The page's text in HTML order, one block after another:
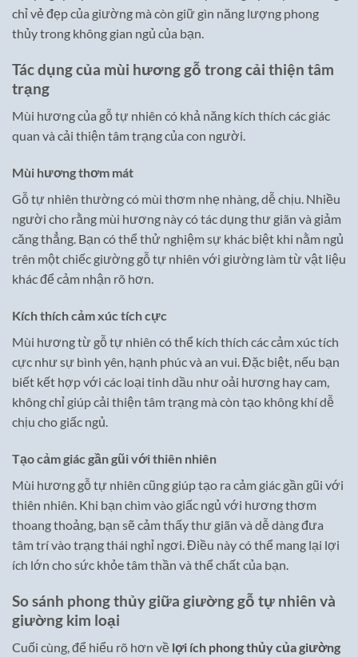
chỉ vẻ đẹp của giường mà còn giữ gìn năng lượng phong
thủy trong không gian ngủ của bạn.
Tác dụng của mùi hương gỗ trong cải thiện tâm
trạng
Mùi hương của gỗ tự nhiên có khả năng kích thích các giác
quan và cải thiện tâm trạng của con người.
Mùi hương thơm mát
Gỗ tự nhiên thường có mùi thơm nhẹ nhàng, dễ chịu. Nhiều
người cho rằng mùi hương này có tác dụng thư giãn và giảm
căng thẳng. Bạn có thể thử nghiệm sự khác biệt khi nằm ngủ
trên một chiếc giường gỗ tự nhiên với giường làm từ vật liệu
khác để cảm nhận rõ hơn.
Kích thích cảm xúc tích cực
Mùi hương từ gỗ tự nhiên có thể kích thích các cảm xúc tích
cực như sự bình yên, hạnh phúc và an vui. Đặc biệt, nếu bạn
biết kết hợp với các loại tinh dầu như oải hương hay cam,
không chỉ giúp cải thiện tâm trạng mà còn tạo không khí dễ
chịu cho giấc ngủ.
Tạo cảm giác gần gũi với thiên nhiên
Mùi hương gỗ tự nhiên cũng giúp tạo ra cảm giác gần gũi với
thiên nhiên. Khi bạn chìm vào giấc ngủ với hương thơm
thoang thoảng, bạn sẽ cảm thấy thư giãn và dễ dàng đưa
tâm trí vào trạng thái nghỉ ngơi. Điều này có thể mang lại lợi
ích lớn cho sức khỏe tâm thần và thể chất của bạn.
So sánh phong thủy giữa giường gỗ tự nhiên và
giường kim loại
Cuối cùng, để hiểu rõ hơn về lợi ích phong thủy của giường